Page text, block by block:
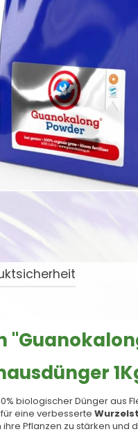
biologischer Dünger aus
eine verbesserte
Pflanzen zu stärken und